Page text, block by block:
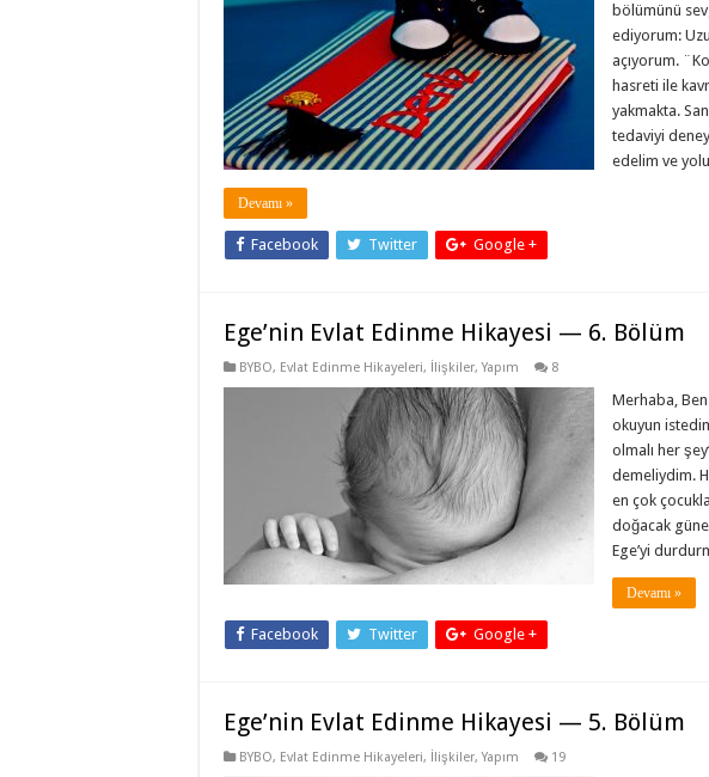
bölümünü
ediyorum:
açıyorum.
hasreti ile
yakmakta.
tedaviyi
edelim ve
Devamı »
Facebook Twitter Google +
Ege’nin Evlat Edinme Hikayesi — 6. Bölüm
BYBO, Evlat Edinme Hikayeleri, İlişkiler,Yapım 8
Merhaba,
okuyun
olmalı her
demeliydim.
en çok
doğacak
Ege’yi
Devamı »
Facebook Twitter Google +
Ege’nin Evlat Edinme Hikayesi — 5. Bölüm
BYBO, Evlat Edinme Hikayeleri, İlişkiler,Yapım 19